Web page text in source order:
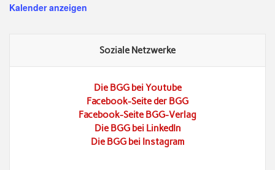
Kalender anzeigen
Soziale Netzwerke
Die BGG bei Youtube
Facebook-Seite der BGG
Facebook-Seite BGG-Verlag
Die BGG bei LinkedIn
Die BGG bei Instagram